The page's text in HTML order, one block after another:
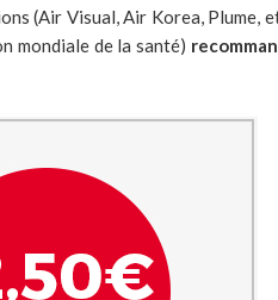
(Air Visual, Air Korea, Plume,
mondiale de la santé)